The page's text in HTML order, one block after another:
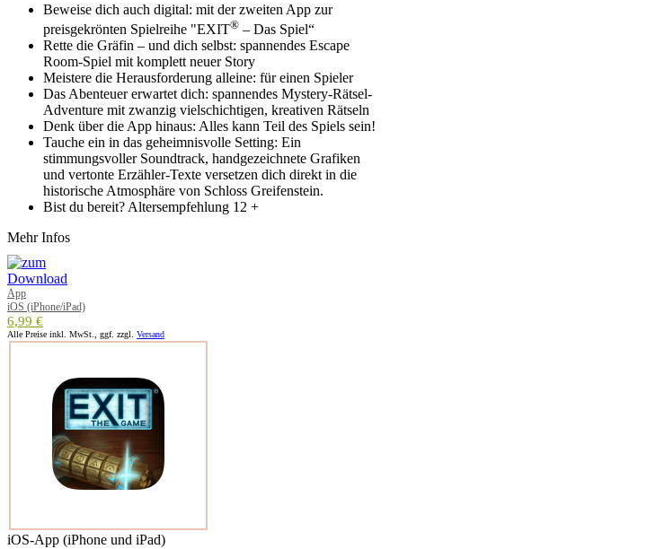
Beweise dich auch digital: mit der zweiten App zur
preisgekrönten Spielreihe "EXIT® – Das Spiel“
Rette die Gräfin – und dich selbst: spannendes Escape
Room-Spiel mit komplett neuer Story
Meistere die Herausforderung alleine: für einen Spieler
Das Abenteuer erwartet dich: spannendes Mystery-Rätsel-
Adventure mit zwanzig vielschichtigen, kreativen Rätseln
Denk über die App hinaus: Alles kann Teil des Spiels sein!
Tauche ein in das geheimnisvolle Setting: Ein
stimmungsvoller Soundtrack, handgezeichnete Grafiken
und vertonte Erzähler-Texte versetzen dich direkt in die
historische Atmosphäre von Schloss Greifenstein.
Bist du bereit? Altersempfehlung 12 +
Mehr Infos
App
iOS (iPhone/iPad)
6,99 €
Alle Preise inkl. MwSt., ggf. zzgl. Versand
iOS-App (iPhone und iPad)